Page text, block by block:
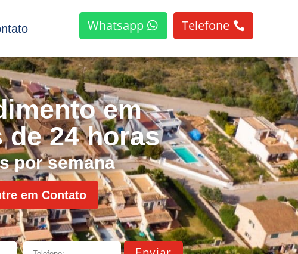
Whatsapp Telefone
em
de 24 horas
por semana
em Contato